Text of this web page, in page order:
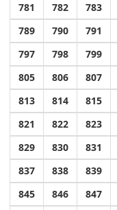
781
782 783
789
790 791
797
798 799
805
806 807
813
814 815
821
822 823
829
830 831
837
838 839
845
846 847